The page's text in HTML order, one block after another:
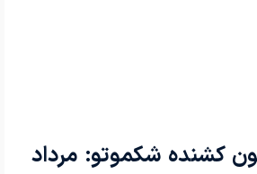
کشنده شکموتو: مرداد